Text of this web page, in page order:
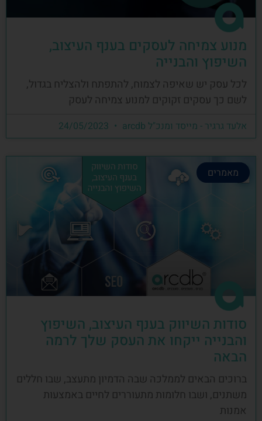
מנוע צמיחה לעסקים בענף העיצוב,
השיפוץ והבנייה
לכל עסק יש שאיפה לצמוח, להתפתח ולהצליח בגדול,
לשם כך עסקים זקוקים למנוע צמיחה לעסק
אלעד גרגיר - מייסד ומנכ"ל arcdb
מאמרים
סודות השיווק בענף העיצוב, השיפוץ
והבנייה ייקחו את העסק שלך לרמה
הבאה
ברוכים הבאים לממלכה שבה הדמיון מתעצב, שבו חללים
משתנים, ושבו חלומות מתעוררים לחיים באמצעות
אמנות